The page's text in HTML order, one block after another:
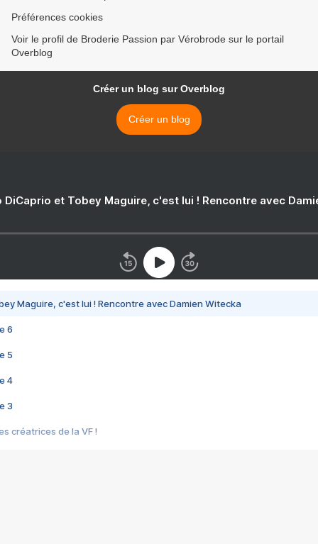
Préférences cookies
Voir le profil de Broderie Passion par Vérobrode sur le portail
Overblog
Créer un blog sur Overblog
Créer un blog
DiCaprio et Tobey Maguire, c'est lui ! Rencontre avec
Maguire, c'est lui ! Rencontre avec Damien Witecka
6
5
4
3
créatrices de la VF !